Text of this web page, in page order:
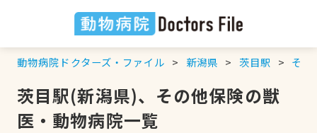
動物病院ドクターズ・ファイル 新潟県 茨目駅 その
茨目駅(新潟県)、その他保険の獣
医・動物病院一覧